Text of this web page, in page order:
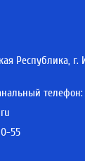
Республика, г.
телефон:
55